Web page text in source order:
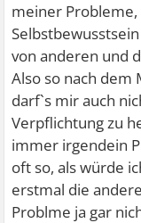
meiner
von anderen und
Also so nach dem
darf`s mir auch
Verpflichtung zu
immer irgendein
oft so, als würde
erstmal die
Problme ja gar